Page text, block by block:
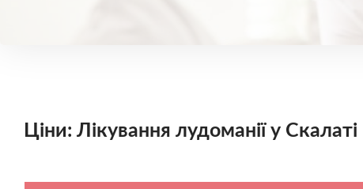
Ціни: Лікування лудоманії у Скалаті